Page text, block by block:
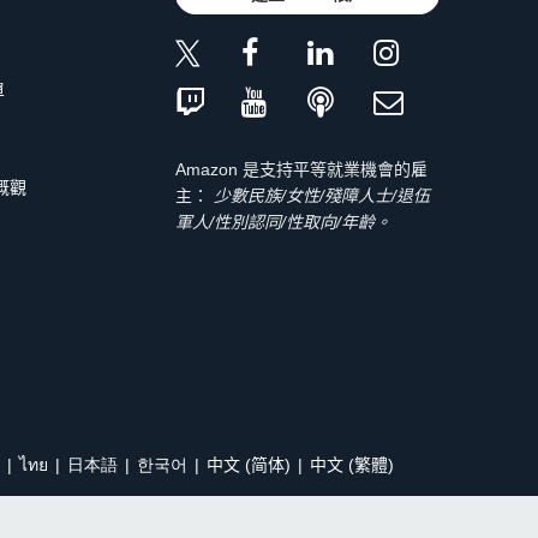
觀
Amazon 是支持平等就業機會的雇
主：
少數民族/女性/殘障人士/退伍
軍人/性別認同/性取向/年齡。
ไทย 日本語 한국어 中文 (简体) 中文 (繁體)